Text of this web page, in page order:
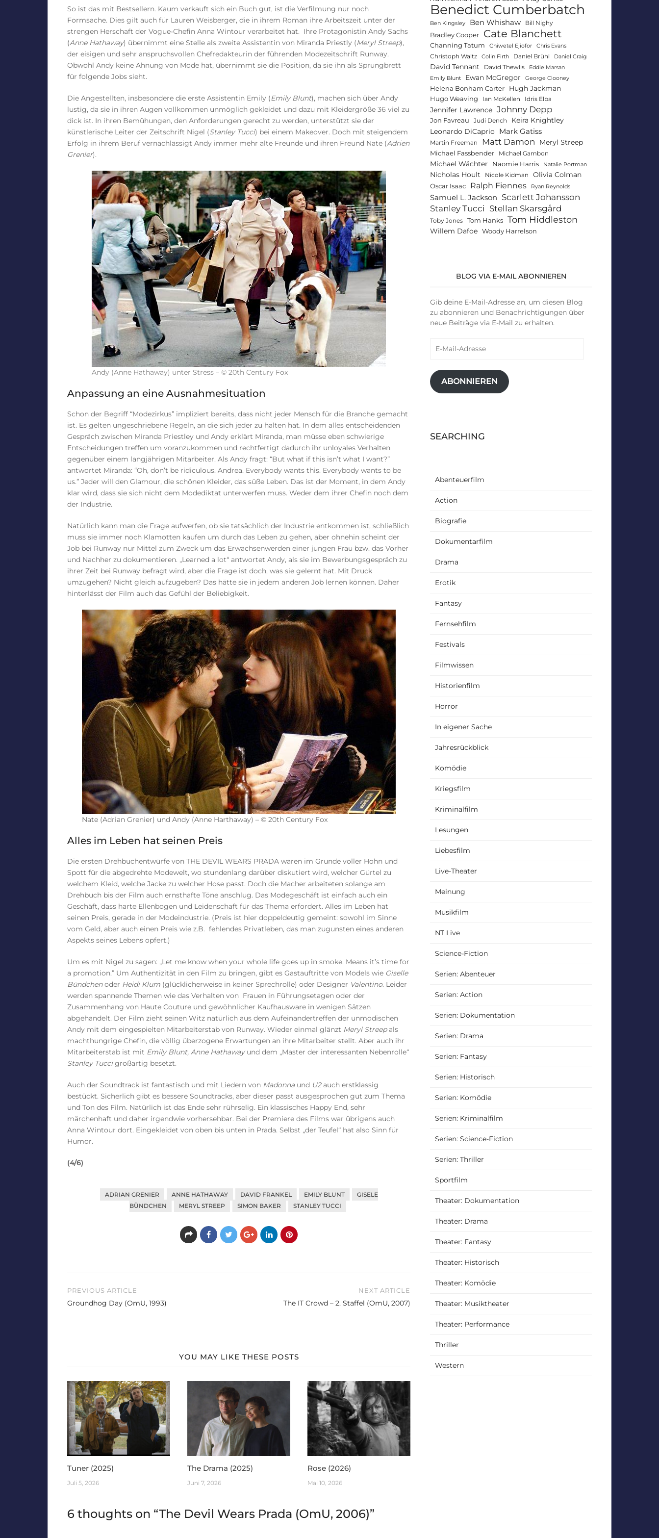
So ist das mit Bestsellern. Kaum verkauft sich ein Buch gut, ist die Verfilmung nur noch
Formsache. Dies gilt auch für Lauren Weisberger, die in ihrem Roman ihre Arbeitszeit unter der
strengen Herschaft der Vogue-Chefin Anna Wintour verarbeitet hat. Ihre Protagonistin Andy Sachs
(Anne Hathaway) übernimmt eine Stelle als zweite Assistentin von Miranda Priestly (Meryl Streep),
der eisigen und sehr anspruchsvollen Chefredakteurin der führenden Modezeitschrift Runway.
Obwohl Andy keine Ahnung von Mode hat, übernimmt sie die Position, da sie ihn als Sprungbrett
für folgende Jobs sieht.
Die Angestellten, insbesondere die erste Assistentin Emily (Emily Blunt), machen sich über Andy
lustig, da sie in ihren Augen vollkommen unmöglich gekleidet und dazu mit Kleidergröße 36 viel zu
dick ist. In ihren Bemühungen, den Anforderungen gerecht zu werden, unterstützt sie der
künstlerische Leiter der Zeitschrift Nigel (Stanley Tucci) bei einem Makeover. Doch mit steigendem
Erfolg in ihrem Beruf vernachlässigt Andy immer mehr alte Freunde und ihren Freund Nate (Adrien
Grenier).
Andy (Anne Hathaway) unter Stress – © 20th Century Fox
Anpassung an eine Ausnahmesituation
Schon der Begriff “Modezirkus” impliziert bereits, dass nicht jeder Mensch für die Branche gemacht
ist. Es gelten ungeschriebene Regeln, an die sich jeder zu halten hat. In dem alles entscheidenden
Gespräch zwischen Miranda Priestley und Andy erklärt Miranda, man müsse eben schwierige
Entscheidungen treffen um voranzukommen und rechtfertigt dadurch ihr unloyales Verhalten
gegenüber einem langjährigen Mitarbeiter. Als Andy fragt: “But what if this isn’t what I want?”
antwortet Miranda: “Oh, don’t be ridiculous. Andrea. Everybody wants this. Everybody wants to be
us.” Jeder will den Glamour, die schönen Kleider, das süße Leben. Das ist der Moment, in dem Andy
klar wird, dass sie sich nicht dem Modediktat unterwerfen muss. Weder dem ihrer Chefin noch dem
der Industrie.
Natürlich kann man die Frage aufwerfen, ob sie tatsächlich der Industrie entkommen ist, schließlich
muss sie immer noch Klamotten kaufen um durch das Leben zu gehen, aber ohnehin scheint der
Job bei Runway nur Mittel zum Zweck um das Erwachsenwerden einer jungen Frau bzw. das Vorher
und Nachher zu dokumentieren. „Learned a lot“ antwortet Andy, als sie im Bewerbungsgespräch zu
ihrer Zeit bei Runway befragt wird, aber die Frage ist doch, was sie gelernt hat. Mit Druck
umzugehen? Nicht gleich aufzugeben? Das hätte sie in jedem anderen Job lernen können. Daher
hinterlässt der Film auch das Gefühl der Beliebigkeit.
Nate (Adrian Grenier) und Andy (Anne Harthaway) – © 20th Century Fox
Alles im Leben hat seinen Preis
Die ersten Drehbuchentwürfe von THE DEVIL WEARS PRADA waren im Grunde voller Hohn und
Spott für die abgedrehte Modewelt, wo stundenlang darüber diskutiert wird, welcher Gürtel zu
welchem Kleid, welche Jacke zu welcher Hose passt. Doch die Macher arbeiteten solange am
Drehbuch bis der Film auch ernsthafte Töne anschlug. Das Modegeschäft ist einfach auch ein
Geschäft, dass harte Ellenbogen und Leidenschaft für das Thema erfordert. Alles im Leben hat
seinen Preis, gerade in der Modeindustrie. (Preis ist hier doppeldeutig gemeint: sowohl im Sinne
vom Geld, aber auch einen Preis wie z.B. fehlendes Privatleben, das man zugunsten eines anderen
Aspekts seines Lebens opfert.)
Um es mit Nigel zu sagen: „Let me know when your whole life goes up in smoke. Means it’s time for
a promotion.” Um Authentizität in den Film zu bringen, gibt es Gastauftritte von Models wie Giselle
Bündchenoder Heidi Klum (glücklicherweise in keiner Sprechrolle) oder Designer Valentino. Leider
werden spannende Themen wie das Verhalten von Frauen in Führungsetagen oder der
Zusammenhang von Haute Couture und gewöhnlicher Kaufhausware in wenigen Sätzen
abgehandelt. Der Film zieht seinen Witz natürlich aus dem Aufeinandertreffen der unmodischen
Andy mit dem eingespielten Mitarbeiterstab von Runway. Wieder einmal glänzt Meryl Streepals
machthungrige Chefin, die völlig überzogene Erwartungen an ihre Mitarbeiter stellt. Aber auch ihr
Mitarbeiterstab ist mit Emily Blunt, Anne Hathawayund dem „Master der interessanten Nebenrolle“
Stanley Tuccigroßartig besetzt.
Auch der Soundtrack ist fantastisch und mit Liedern von Madonnaund U2auch erstklassig
bestückt. Sicherlich gibt es bessere Soundtracks, aber dieser passt ausgesprochen gut zum Thema
und Ton des Film. Natürlich ist das Ende sehr rührselig. Ein klassisches Happy End, sehr
märchenhaft und daher irgendwie vorhersehbar. Bei der Premiere des Films war übrigens auch
Anna Wintour dort. Eingekleidet von oben bis unten in Prada. Selbst „der Teufel“ hat also Sinn für
Humor.
(4/6)
ADRIAN GRENIER ANNE HATHAWAY DAVID FRANKEL EMILY BLUNT
GISELE
BÜNDCHEN
MERYL STREEP SIMON BAKER STANLEY TUCCI
Beitragsnavigation
PREVIOUS ARTICLE
Groundhog Day (OmU, 1993)
NEXT ARTICLE
The IT Crowd – 2. Staffel (OmU, 2007)
YOU MAY LIKE THESE POSTS
Tuner (2025)
Juli 5, 2026
The Drama (2025)
Juni 7, 2026
Rose (2026)
Mai 10, 2026
6 thoughts on “The Devil Wears Prada (OmU, 2006)”
Benedict Cumberbatch
Ben Kingsley Ben Whishaw Bill Nighy
Bradley Cooper Cate Blanchett
Channing Tatum Chiwetel Ejiofor Chris Evans
Christoph Waltz Colin Firth Daniel Brühl Daniel Craig
David Tennant David Thewlis
Eddie Marsan
Emily Blunt
Ewan McGregor George Clooney
Helena Bonham Carter Hugh Jackman
Hugo Weaving Ian McKellen Idris Elba
Jennifer Lawrence Johnny Depp
Jon Favreau Judi Dench
Keira Knightley
Leonardo DiCaprio
Mark Gatiss
Martin Freeman Matt Damon Meryl Streep
Michael Fassbender Michael Gambon
Michael Wächter Naomie Harris Natalie Portman
Nicholas Hoult Nicole Kidman Olivia Colman
Oscar Isaac Ralph Fiennes Ryan Reynolds
Samuel L. Jackson Scarlett Johansson
Stanley Tucci Stellan Skarsgård
Toby Jones Tom Hanks Tom Hiddleston
Willem Dafoe Woody Harrelson
BLOG VIA E-MAIL ABONNIEREN
Gib deine E-Mail-Adresse an, um diesen Blog
zu abonnieren und Benachrichtigungen über
neue Beiträge via E-Mail zu erhalten.
Mail-
ABONNIEREN
SEARCHING
Abenteuerfilm
Action
Biografie
Dokumentarfilm
Drama
Erotik
Fantasy
Fernsehfilm
Festivals
Filmwissen
Historienfilm
Horror
In eigener Sache
Jahresrückblick
Komödie
Kriegsfilm
Kriminalfilm
Lesungen
Liebesfilm
Live-Theater
Meinung
Musikfilm
NT Live
Science-Fiction
Serien: Abenteuer
Serien: Action
Serien: Dokumentation
Serien: Drama
Serien: Fantasy
Serien: Historisch
Serien: Komödie
Serien: Kriminalfilm
Serien: Science-Fiction
Serien: Thriller
Sportfilm
Theater: Dokumentation
Theater: Drama
Theater: Fantasy
Theater: Historisch
Theater: Komödie
Theater: Musiktheater
Theater: Performance
Thriller
Western